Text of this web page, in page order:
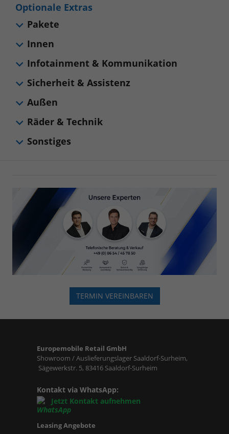
Optionale Extras
Pakete
Innen
Infotainment & Kommunikation
Sicherheit & Assistenz
Außen
Räder & Technik
Sonstiges
TERMIN VEREINBAREN
Europemobile Retail GmbH
Showroom / Auslieferungslager Saaldorf-Surheim,
Sägewerkstr. 5, 83416 Saaldorf-Surheim
Kontakt via WhatsApp:
Jetzt Kontakt aufnehmen
Leasing Angebote